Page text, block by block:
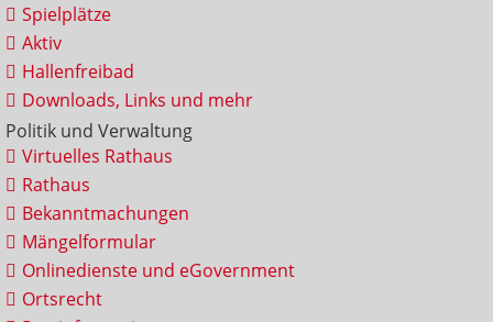
Spielplätze
Aktiv
Hallenfreibad
Downloads, Links und mehr
Politik und Verwaltung
Virtuelles Rathaus
Rathaus
Bekanntmachungen
Mängelformular
Onlinedienste und eGovernment
Ortsrecht